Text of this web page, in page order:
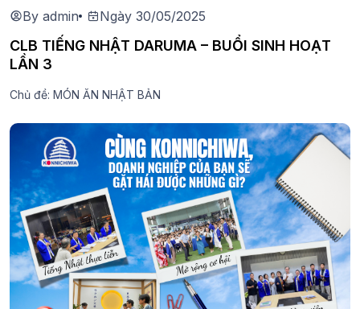
By admin Ngày 30/05/2025
CLB TIẾNG NHẬT DARUMA – BUỔI SINH HOẠT
LẦN 3
Chủ đề: MÓN ĂN NHẬT BẢN